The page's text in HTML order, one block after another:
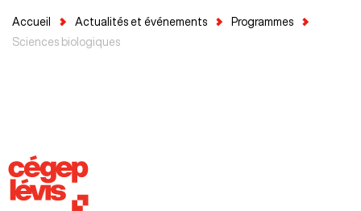
Accueil Actualités et événements
Programmes
Sciences biologiques